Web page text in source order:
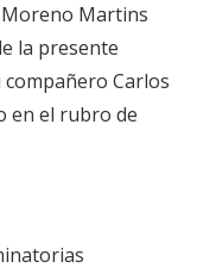
Martins
la presente
Carlos
en el rubro de